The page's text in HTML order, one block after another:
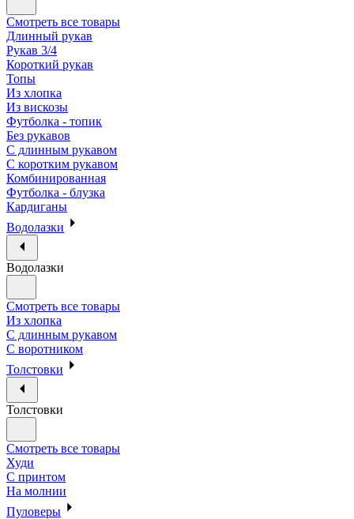
Смотреть все товары
Длинный рукав
Рукав 3/4
Короткий рукав
Топы
Из хлопка
Из вискозы
Футболка - топик
Без рукавов
С длинным рукавом
С коротким рукавом
Комбинированная
Футболка - блузка
Кардиганы
Водолазки
Водолазки
Смотреть все товары
Из хлопка
С длинным рукавом
С воротником
Толстовки
Толстовки
Смотреть все товары
Худи
С принтом
На молнии
Пуловеры